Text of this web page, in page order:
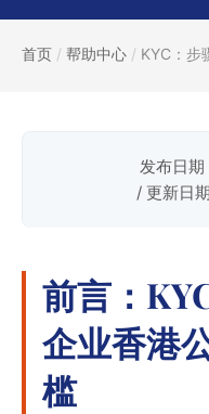
首页 / 帮助中心 / KYC：步
发布日
/ 更新日
前言：
企业香港
槛